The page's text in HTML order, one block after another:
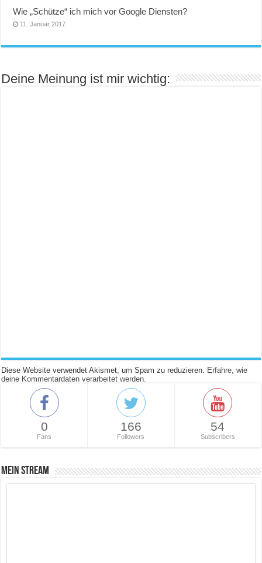
Wie „Schütze“ ich mich vor Google Diensten?
11. Januar 2017
Deine Meinung ist mir wichtig:
Diese Website verwendet Akismet, um Spam zu reduzieren. Erfahre, wie
deine Kommentardaten verarbeitet werden.
0
Fans
166
Followers
54
Subscribers
Mein Stream